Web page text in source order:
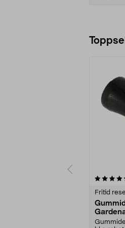
Fritid
ch/